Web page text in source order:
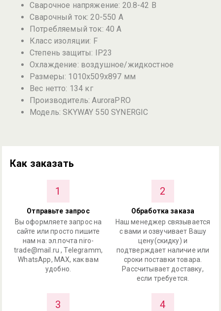
Сварочное напряжение: 20.8-42 В
Сварочный ток: 20-550 А
Потребляемый ток: 40 А
Класс изоляции: F
Степень защиты: IP23
Охлаждение: воздушное/жидкостное
Размеры: 1010x509x897 мм
Вес нетто: 134 кг
Производитель: AuroraPRO
Модель: SKYWAY 550 SYNERGIC
Как заказать
1
Отправьте запрос
Вы оформляете запрос на
сайте или просто пишите
нам на: эл.почта niro-
trade@mail.ru , Telegramm,
WhatsApp, MAX, как вам
удобно.
2
Обработка заказа
Наш менеджер связывается
с вами и озвучивает Вашу
цену(скидку) и
подтверждает наличие или
сроки поставки товара.
Рассчитывает доставку,
если требуется.
3 4